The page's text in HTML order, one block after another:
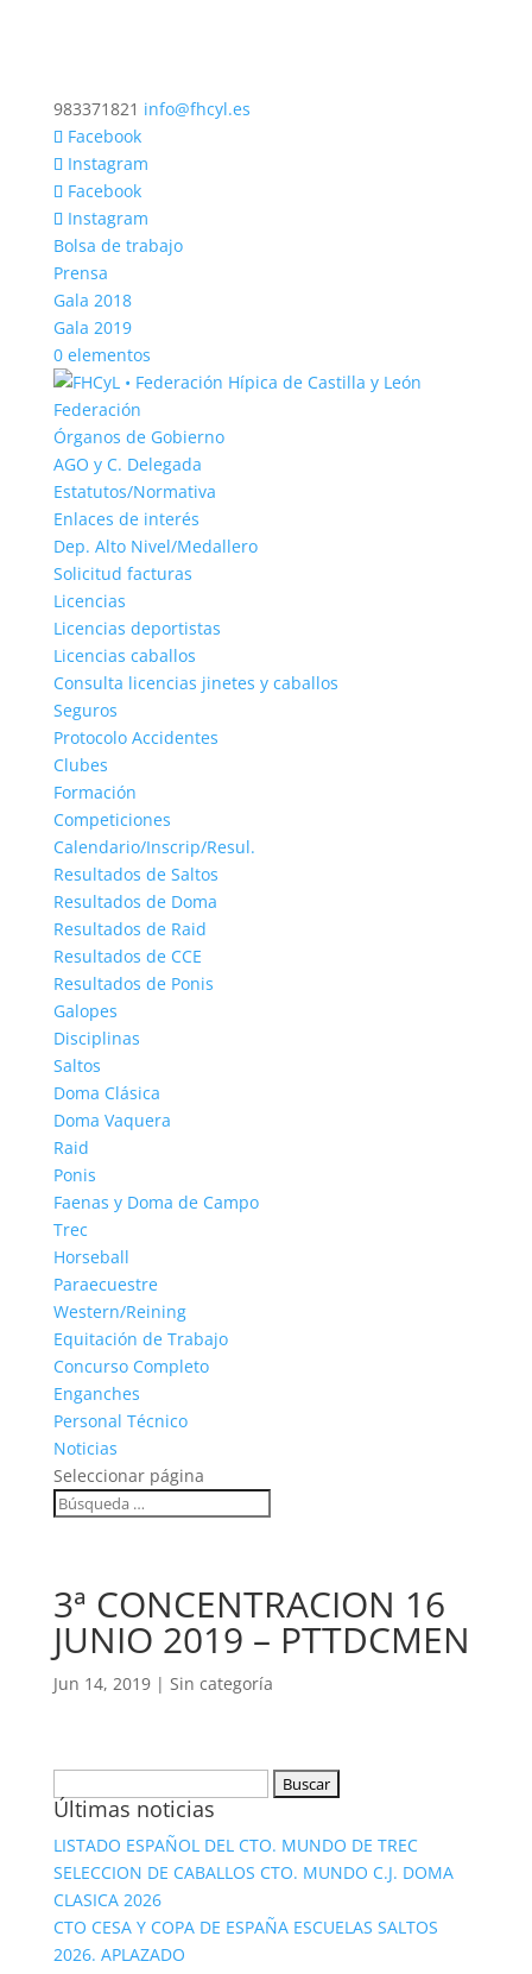
983371821 info@fhcyl.es
Facebook
Instagram
Facebook
Instagram
Bolsa de trabajo
Prensa
Gala 2018
Gala 2019
0 elementos
Federación
Órganos de Gobierno
AGO y C. Delegada
Estatutos/Normativa
Enlaces de interés
Dep. Alto Nivel/Medallero
Solicitud facturas
Licencias
Licencias deportistas
Licencias caballos
Consulta licencias jinetes y caballos
Seguros
Protocolo Accidentes
Clubes
Formación
Competiciones
Calendario/Inscrip/Resul.
Resultados de Saltos
Resultados de Doma
Resultados de Raid
Resultados de CCE
Resultados de Ponis
Galopes
Disciplinas
Saltos
Doma Clásica
Doma Vaquera
Raid
Ponis
Faenas y Doma de Campo
Trec
Horseball
Paraecuestre
Western/Reining
Equitación de Trabajo
Concurso Completo
Enganches
Personal Técnico
Noticias
Seleccionar página
3ª CONCENTRACION 16
JUNIO 2019 – PTTDCMEN
Jun 14, 2019| Sin categoría
Últimas noticias
LISTADO ESPAÑOL DEL CTO. MUNDO DE TREC
SELECCION DE CABALLOS CTO. MUNDO C.J. DOMA
CLASICA 2026
CTO CESA Y COPA DE ESPAÑA ESCUELAS SALTOS
2026. APLAZADO